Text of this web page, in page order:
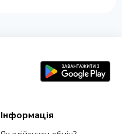
Інформація